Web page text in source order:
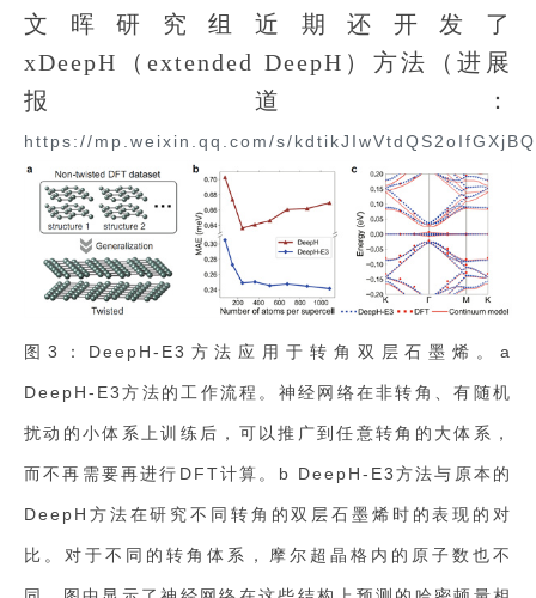
文晖研究组近期还开发了
xDeepH（extended DeepH）方法（进展
报道：
https://mp.weixin.qq.com/s/kdtikJIwVtdQS2oIfGXjBQ
图3：DeepH-E3方法应用于转角双层石墨烯。a
DeepH-E3方法的工作流程。神经网络在非转角、有随机
扰动的小体系上训练后，可以推广到任意转角的大体系，
而不再需要再进行DFT计算。b DeepH-E3方法与原本的
DeepH方法在研究不同转角的双层石墨烯时的表现的对
比。对于不同的转角体系，摩尔超晶格内的原子数也不